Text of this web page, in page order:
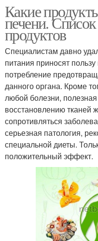
Какие
печени.
продуктов
Специалистам давно
питания приносят
потребление
данного органа. Кроме
любой болезни,
восстановлению тканей
сопротивляться
серьезная патология,
специальной диеты.
положительный эффект.